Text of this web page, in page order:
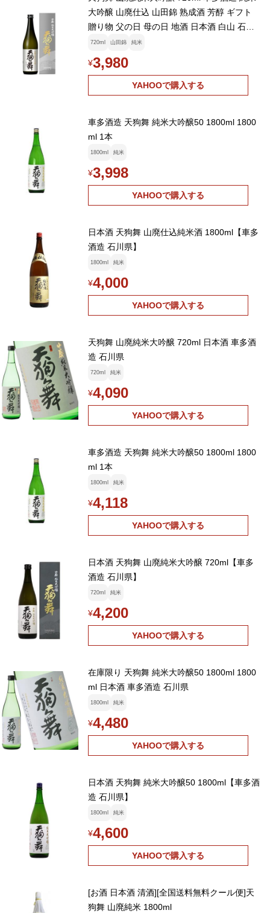
大吟醸 山廃仕込 山田錦 熟成酒 芳醇 ギフト
贈り物 父の日 母の日 地酒 日本酒 白山 石川
北陸 【W】
720ml 山田錦 純米
¥3,980
YAHOOで購入する
車多酒造 天狗舞 純米大吟醸50 1800ml 1800
ml 1本
1800ml 純米
¥3,998
YAHOOで購入する
日本酒 天狗舞 山廃仕込純米酒 1800ml【車多
酒造 石川県】
1800ml 純米
¥4,000
YAHOOで購入する
天狗舞 山廃純米大吟醸 720ml 日本酒 車多酒
造 石川県
720ml 純米
¥4,090
YAHOOで購入する
車多酒造 天狗舞 純米大吟醸50 1800ml 1800
ml 1本
1800ml 純米
¥4,118
YAHOOで購入する
日本酒 天狗舞 山廃純米大吟醸 720ml【車多
酒造 石川県】
720ml 純米
¥4,200
YAHOOで購入する
在庫限り 天狗舞 純米大吟醸50 1800ml 1800
ml 日本酒 車多酒造 石川県
1800ml 純米
¥4,480
YAHOOで購入する
日本酒 天狗舞 純米大吟醸50 1800ml【車多酒
造 石川県】
1800ml 純米
¥4,600
YAHOOで購入する
[お酒 日本酒 清酒][全国送料無料クール便]天
狗舞 山廃純米 1800ml